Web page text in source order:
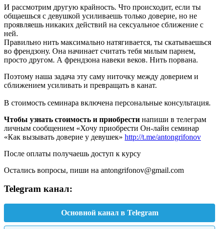
И рассмотрим другую крайность. Что происходит, если ты
общаешься с девушкой усиливаешь только доверие, но не
проявляешь никаких действий на сексуальное сближение с
ней.
Правильно нить максимально натягивается, ты скатываешься
во френдзону. Она начинает считать тебя милым парнем,
просто другом. А френдзона навеки веков. Нить порвана.
Поэтому наша задача эту саму ниточку между доверием и
сближением усиливать и превращать в канат.
В стоимость семинара включена персональные консультация.
Чтобы узнать стоимость и приобрести напиши в телеграм
личным сообщением «Хочу приобрести Он-лайн семинар
«Как вызывать доверие у девушек» http://t.me/antongrifonov
После оплаты получаешь доступ к курсу
Остались вопросы, пиши на antongrifonov@gmail.com
Telegram канал:
Основной канал в Telegram